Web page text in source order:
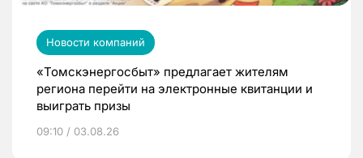
Новости компаний
«Томскэнергосбыт» предлагает жителям
региона перейти на электронные квитанции и
выиграть призы
09:10 / 03.08.26